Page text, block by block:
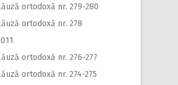
ortodoxă nr. 279-280
ortodoxă nr. 278
ortodoxă nr. 276-277
ortodoxă nr. 274-275